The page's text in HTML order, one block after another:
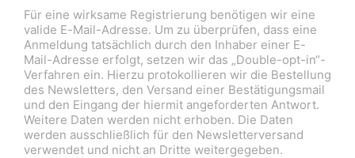
Für eine wirksame Registrierung benötigen wir eine
valide E-Mail-Adresse. Um zu überprüfen, dass eine
Anmeldung tatsächlich durch den Inhaber einer E-
Mail-Adresse erfolgt, setzen wir das „Double-opt-in“-
Verfahren ein. Hierzu protokollieren wir die Bestellung
des Newsletters, den Versand einer Bestätigungsmail
und den Eingang der hiermit angeforderten Antwort.
Weitere Daten werden nicht erhoben. Die Daten
werden ausschließlich für den Newsletterversand
verwendet und nicht an Dritte weitergegeben.